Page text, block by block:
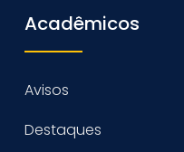
Acadêmicos
Avisos
Destaques